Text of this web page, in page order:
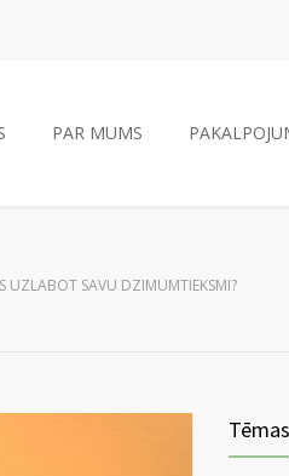
PAR MUMS
UZLABOT SAVU DZIMUMTIEKSMI?
Tēmas